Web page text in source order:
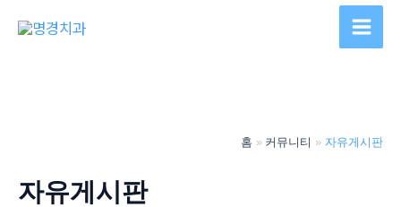
Main
홈 커뮤니티 자유게시판
자유게시판